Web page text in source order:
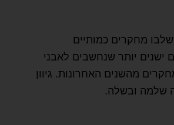
שלבו מחקרים כמותיים
ישנים יותר שנחשבים לאבני
מהשנים האחרונות. גיוון
שלמה ובשלה.